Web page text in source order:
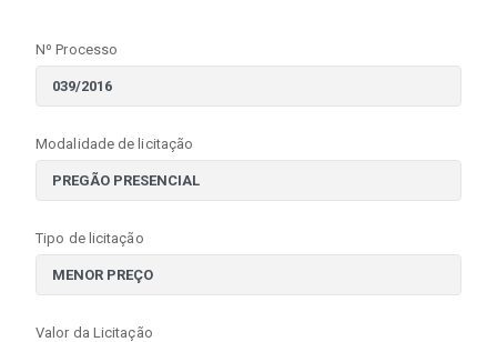
Nº Processo
Modalidade de licitação
Tipo de licitação
Valor da Licitação